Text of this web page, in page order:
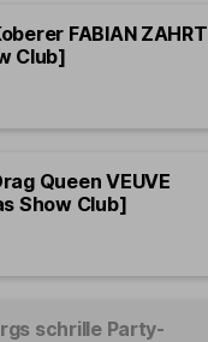
FABIAN ZAHRT
Club]
Queen VEUVE
Show Club]
schrille Party-